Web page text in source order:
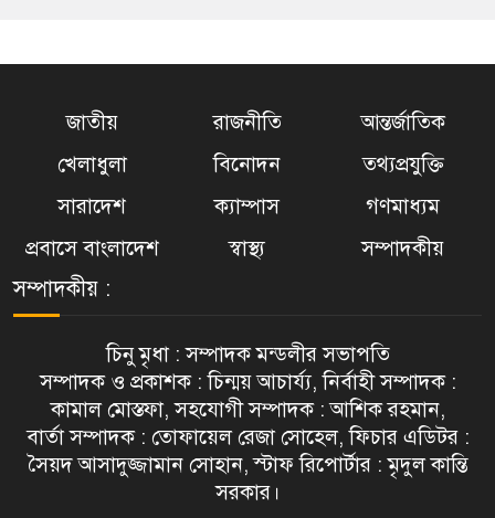
জাতীয় রাজনীতি
আন্তর্জাতিক
খেলাধুলা
বিনোদন
তথ্যপ্রযুক্তি
সারাদেশ
ক্যাম্পাস
গণমাধ্যম
প্রবাসে বাংলাদেশ
স্বাস্থ্য সম্পাদকীয়
সম্পাদকীয় :
চিনু মৃধা : সম্পাদক মন্ডলীর সভাপতি
সম্পাদক ও প্রকাশক : চিন্ময় আচার্য্য, নির্বাহী সম্পাদক :
কামাল মোস্তফা, সহযোগী সম্পাদক : আশিক রহমান,
বার্তা সম্পাদক : তোফায়েল রেজা সোহেল, ফিচার এডিটর :
সৈয়দ আসাদুজ্জামান সোহান, স্টাফ রিপোর্টার : মৃদুল কান্তি
সরকার।